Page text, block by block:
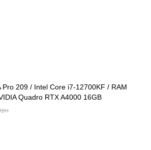
Pro 209 / Intel Core i7-12700KF / RAM
Quadro RTX A4000 16GB